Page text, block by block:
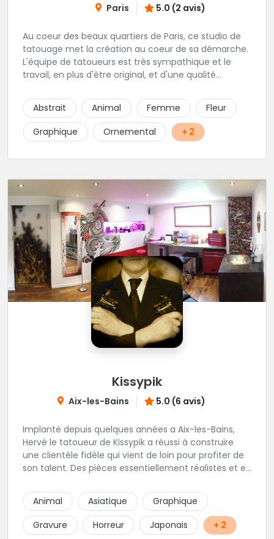
Paris 5.0 (2 avis)
Au coeur des beaux quartiers de Paris, ce studio de
tatouage met la création au coeur de sa démarche.
L'équipe de tatoueurs est très sympathique et le
travail, en plus d'être original, et d'une qualité
également proposé. Une adresse de premier choix!
Abstrait Animal Femme
Fleur
Graphique
Ornemental + 2
Kissypik
Aix-les-Bains 5.0 (6 avis)
Implanté depuis quelques années a Aix-les-Bains,
Hervé le tatoueur de Kissypik a réussi à construire
une clientèle fidèle qui vient de loin pour profiter de
son talent. Des pièces essentiellement réalistes et en
pas l'adresse? C'est normal, Hervé préfère que vous
l'appeliez avant de passer au studio... pour éviter les
moment de rush. Une adresse secrète donc...mais
excellente.
Animal Asiatique
Graphique
Gravure
Horreur Japonais + 2